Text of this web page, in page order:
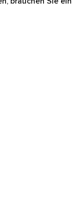
Zinsen aufs
von FOCUS